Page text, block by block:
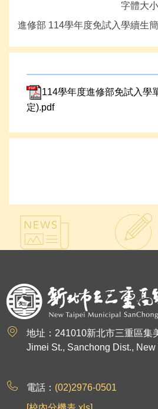
高中升學資訊
字體大
進修部 114學年度免試入學續生
114學年度進修部免試入學
定).pdf
地址：241010新北市三重區集
Jimei St., Sanchong Dist.,
電話： (02)2976-0501